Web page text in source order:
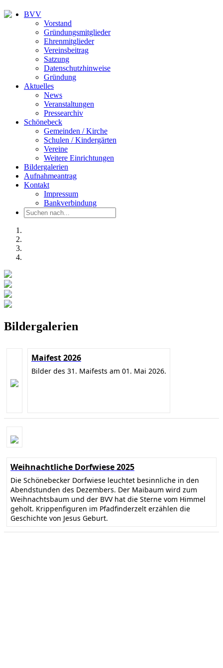
BVV
Vorstand
Gründungsmitglieder
Ehrenmitglieder
Vereinsbeitrag
Satzung
Datenschutzhinweise
Gründung
Aktuelles
News
Veranstaltungen
Pressearchiv
Schönebeck
Gemeinden / Kirche
Schulen / Kindergärten
Vereine
Weitere Einrichtungen
Bildergalerien
Aufnahmeantrag
Kontakt
Impressum
Bankverbindung
Bildergalerien
Maifest 2026
Bilder des 31. Maifests am 01. Mai 2026.
Weihnachtliche Dorfwiese 2025
Die Schönebecker Dorfwiese leuchtet besinnliche in den
Abendstunden des Dezembers. Der Maibaum wird zum
Weihnachtsbaum und der BVV hat die Sterne vom Himmel
geholt. Krippenfiguren im Pfadfinderzelt erzählen die
Geschichte von Jesus Geburt.